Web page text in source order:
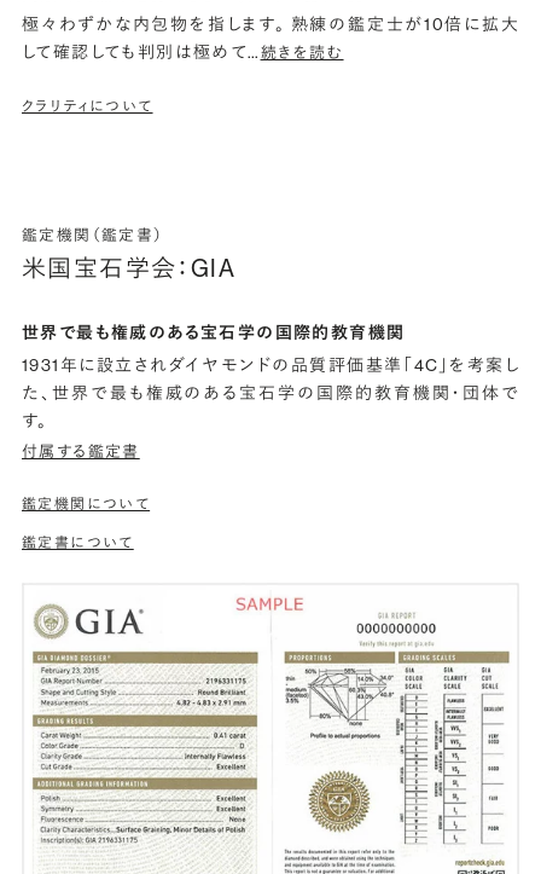
極々わずかな内包物を指します。 熟練の鑑定士が10倍に拡大
して確認しても判別は極めて…続きを読む
クラリティについて
鑑定機関（鑑定書）
米国宝石学会：GIA
世界で最も権威のある宝石学の国際的教育機関
1931年に設立されダイヤモンドの品質評価基準「4C」を考案し
た、世界で最も権威のある宝石学の国際的教育機関・団体で
す。
付属する鑑定書
鑑定機関について
鑑定書について